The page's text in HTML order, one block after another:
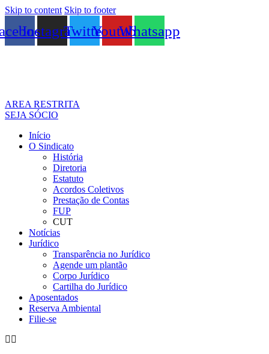
Skip to content Skip to footer
InstagramTwitterYoutubeWhatsapp
AREA RESTRITA
SEJA SÓCIO
Início
O Sindicato
História
Diretoria
Estatuto
Acordos Coletivos
Prestação de Contas
FUP
CUT
Notícias
Jurídico
Transparência no Jurídico
Agende um plantão
Corpo Jurídico
Cartilha do Jurídico
Aposentados
Reserva Ambiental
Filie-se